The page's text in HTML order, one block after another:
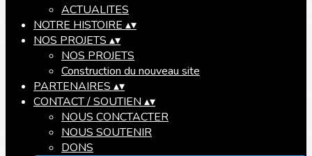
ACTUALITES
NOTRE HISTOIRE ▴▾
NOS PROJETS ▴▾
NOS PROJETS
Construction du nouveau site
PARTENAIRES ▴▾
CONTACT / SOUTIEN ▴▾
NOUS CONCTACTER
NOUS SOUTENIR
DONS